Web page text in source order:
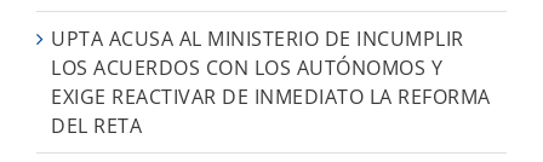
UPTA ACUSA AL MINISTERIO DE INCUMPLIR
LOS ACUERDOS CON LOS AUTÓNOMOS Y
EXIGE REACTIVAR DE INMEDIATO LA REFORMA
DEL RETA